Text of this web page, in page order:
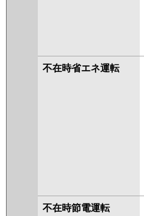
不在時省エネ運転
不在時節電運転